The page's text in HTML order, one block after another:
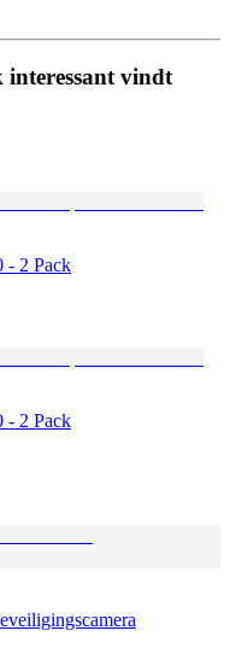
interessant vindt
- 2 Pack
- 2 Pack